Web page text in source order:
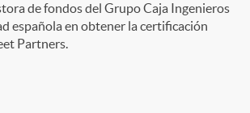
de fondos del Grupo Caja Ingenieros
española en obtener la certificación
Partners.